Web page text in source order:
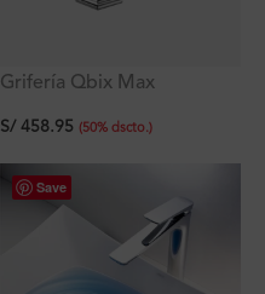
Grifería Qbix Max
Lavatorio al Mueble
S/458.95 (50% dscto.)
Save